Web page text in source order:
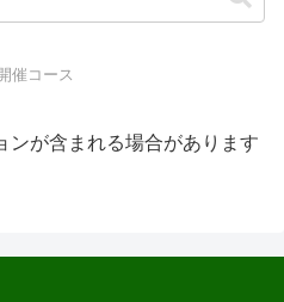
催コース
ンが含まれる場合があります